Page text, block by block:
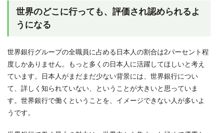
世界のどこに行っても、評価され認められるよ
うになる
世界銀行グループの全職員に占める日本人の割合は2パーセント程
度しかありません。もっと多くの日本人に活躍してほしいと考え
ています。日本人がまだまだ少ない背景には、世界銀行につい
て、詳しく知られていない、ということが大きいと思っていま
す。世界銀行で働くということを、イメージできない人が多いよ
うです。